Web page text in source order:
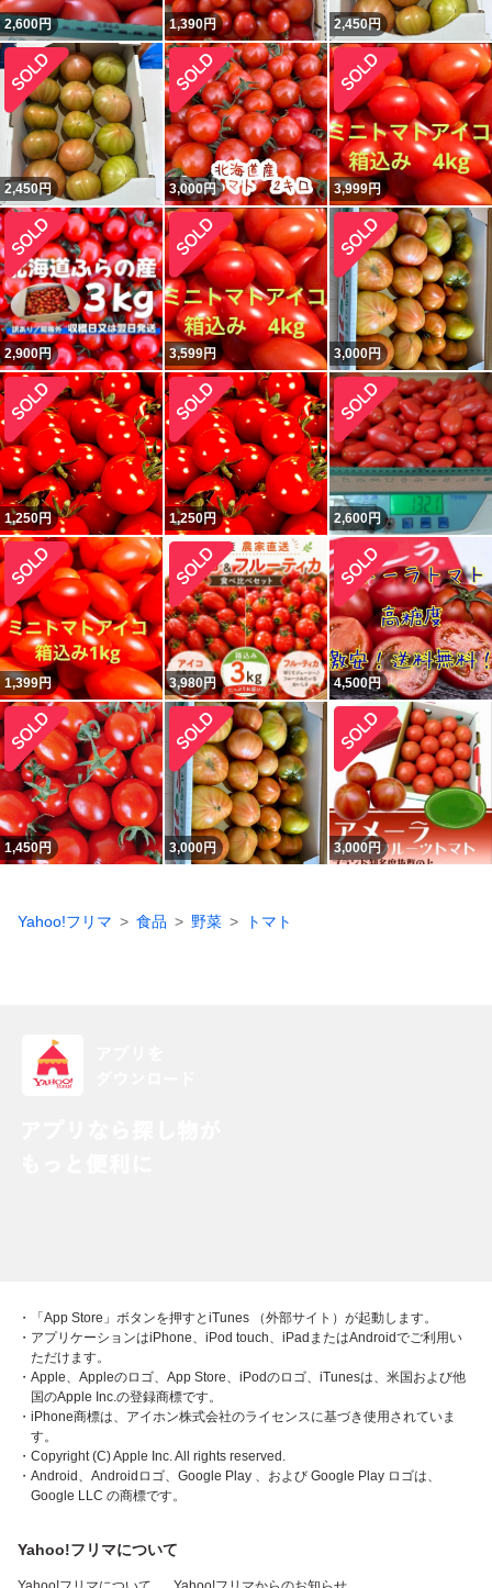
2,600円 1,390円 2,450円
2,450円 3,000円 3,999円
2,900円 3,599円 3,000円
1,250円 1,250円 2,600円
1,399円 3,980円 4,500円
1,450円 3,000円 3,000円
Yahoo!フリマ 食品 野菜 トマト
・「App Store」ボタンを押すとiTunes （外部サイト）が起動します。
・アプリケーションはiPhone、iPod touch、iPadまたはAndroidでご利用い
ただけます。
・Apple、Appleのロゴ、App Store、iPodのロゴ、iTunesは、米国および他
国のApple Inc.の登録商標です。
・iPhone商標は、アイホン株式会社のライセンスに基づき使用されていま
す。
・Copyright (C) Apple Inc. All rights reserved.
・Android、Androidロゴ、Google Play 、および Google Play ロゴは、
Google LLC の商標です。
Yahoo!フリマについて